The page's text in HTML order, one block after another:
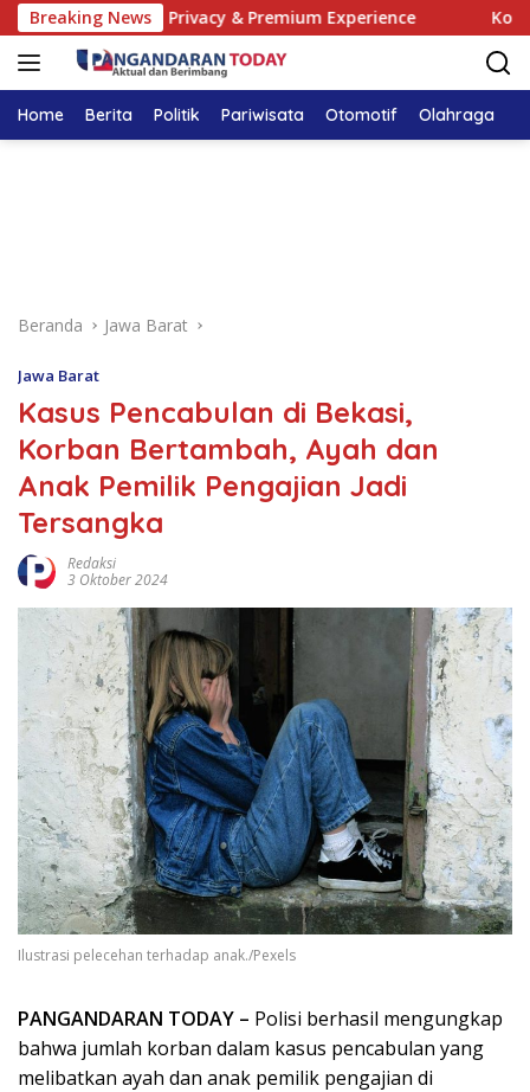
Langsung
ke
konten
Breaking News
Access, Privacy & Premium Experience Kod
Home Berita Politik Pariwisata Otomotif Olahraga
Beranda Jawa Barat
Jawa Barat
Kasus Pencabulan di Bekasi,
Korban Bertambah, Ayah dan
Anak Pemilik Pengajian Jadi
Tersangka
Redaksi
3 Oktober 2024
Ilustrasi pelecehan terhadap anak./Pexels
PANGANDARAN TODAY – Polisi berhasil mengungkap
bahwa jumlah korban dalam kasus pencabulan yang
melibatkan ayah dan anak pemilik pengajian di